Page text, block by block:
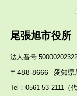
尾張旭市役所
法人番号
〒488-8666 愛知県
Tel：0561-53-2111（代